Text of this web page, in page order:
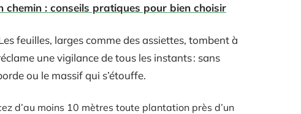
chemin : conseils pratiques pour bien choisir
feuilles, larges comme des assiettes, tombent à
une vigilance de tous les instants : sans
ou le massif qui s’étouffe.
d’au moins 10 mètres toute plantation près d’un